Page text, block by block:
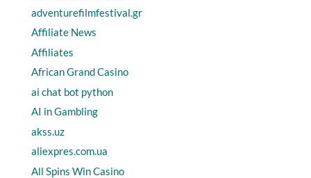
adventurefilmfestival.gr
Affiliate News
Affiliates
African Grand Casino
ai chat bot python
AI in Gambling
akss.uz
aliexpres.com.ua
All Spins Win Casino